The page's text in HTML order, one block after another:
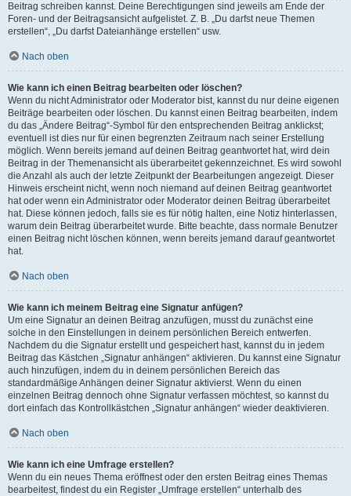
Beitrag schreiben kannst. Deine Berechtigungen sind jeweils am Ende der
Foren- und der Beitragsansicht aufgelistet. Z. B. „Du darfst neue Themen
erstellen“, „Du darfst Dateianhänge erstellen“ usw.
Nach oben
Wie kann ich einen Beitrag bearbeiten oder löschen?
Wenn du nicht Administrator oder Moderator bist, kannst du nur deine eigenen
Beiträge bearbeiten oder löschen. Du kannst einen Beitrag bearbeiten, indem
du das „Ändere Beitrag“-Symbol für den entsprechenden Beitrag anklickst;
eventuell ist dies nur für einen begrenzten Zeitraum nach seiner Erstellung
möglich. Wenn bereits jemand auf deinen Beitrag geantwortet hat, wird dein
Beitrag in der Themenansicht als überarbeitet gekennzeichnet. Es wird sowohl
die Anzahl als auch der letzte Zeitpunkt der Bearbeitungen angezeigt. Dieser
Hinweis erscheint nicht, wenn noch niemand auf deinen Beitrag geantwortet
hat oder wenn ein Administrator oder Moderator deinen Beitrag überarbeitet
hat. Diese können jedoch, falls sie es für nötig halten, eine Notiz hinterlassen,
warum dein Beitrag überarbeitet wurde. Bitte beachte, dass normale Benutzer
einen Beitrag nicht löschen können, wenn bereits jemand darauf geantwortet
hat.
Nach oben
Wie kann ich meinem Beitrag eine Signatur anfügen?
Um eine Signatur an deinen Beitrag anzufügen, musst du zunächst eine
solche in den Einstellungen in deinem persönlichen Bereich entwerfen.
Nachdem du die Signatur erstellt und gespeichert hast, kannst du in jedem
Beitrag das Kästchen „Signatur anhängen“ aktivieren. Du kannst eine Signatur
auch hinzufügen, indem du in deinem persönlichen Bereich das
standardmäßige Anhängen deiner Signatur aktivierst. Wenn du einen
einzelnen Beitrag dennoch ohne Signatur verfassen möchtest, so kannst du
dort einfach das Kontrollkästchen „Signatur anhängen“ wieder deaktivieren.
Nach oben
Wie kann ich eine Umfrage erstellen?
Wenn du ein neues Thema eröffnest oder den ersten Beitrag eines Themas
bearbeitest, findest du ein Register „Umfrage erstellen“ unterhalb des